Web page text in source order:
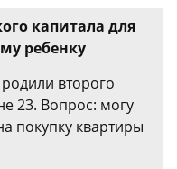
капитала для
ребенку
второго
23. Вопрос: могу
покупку квартиры